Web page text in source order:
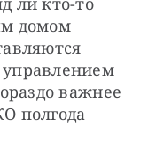
домом
важнее
полгода